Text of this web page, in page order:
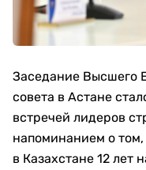
Заседание Высшего
совета в Астане
встречей лидеров
напоминанием о
в Казахстане 12 лет